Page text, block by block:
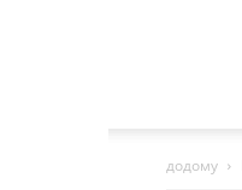
додому